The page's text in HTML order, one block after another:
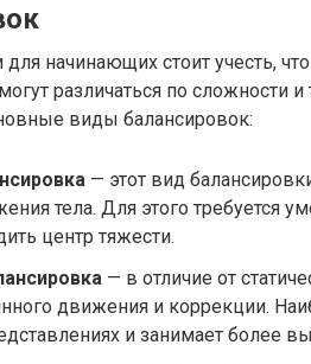
начинающих стоит учесть,
различаться по сложности
виды балансировок:
— этот вид
тела. Для этого требуется
центр тяжести.
— в отличие от
движения и коррекции.
и занимает более